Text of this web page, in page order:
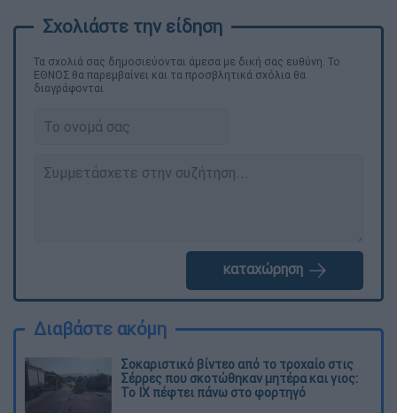
Τα σχολιά σας δημοσιεύονται άμεσα με δική σας ευθύνη. Το
ΕΘΝΟΣ θα παρεμβαίνει και τα προσβλητικά σχόλια θα
διαγράφονται
καταχώρηση
Διαβάστε ακόμη
Σοκαριστικό βίντεο από το τροχαίο στις
Σέρρες που σκοτώθηκαν μητέρα και γιος:
Το ΙΧ πέφτει πάνω στο φορτηγό